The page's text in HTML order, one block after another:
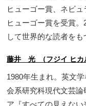
ヒューゴー賞、ネビ
ヒューゴー賞を受賞
して世界的な読者をも
藤井 光 （フジイ ヒカ
1980年生まれ。英文
会系研究科現代文芸
ア『すべての見えな